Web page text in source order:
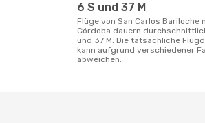
6 S und 37 M
Flüge von San Carlos Bariloche nach
Córdoba dauern
und 37 M. Die tatsächliche
kann aufgrund verschiedener
abweichen.